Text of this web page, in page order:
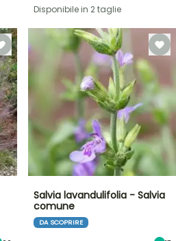
Disponibile in 2 taglie
Salvia lavandulifolia - Salvia
comune
DA SCOPRIRE